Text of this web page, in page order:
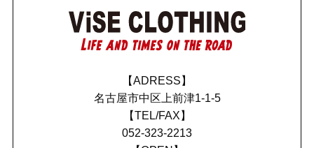
【ADRESS】
名古屋市中区上前津1-1-5
【TEL/FAX】
052-323-2213